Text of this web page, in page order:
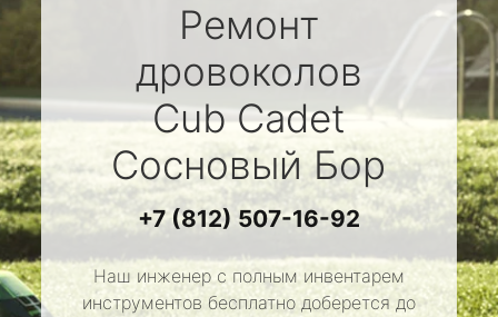
Ремонт
дровоколов
Cub Cadet
Сосновый Бор
+7 (812) 507-16-92
Наш инженер с полным инвентарем
инструментов бесплатно доберется до